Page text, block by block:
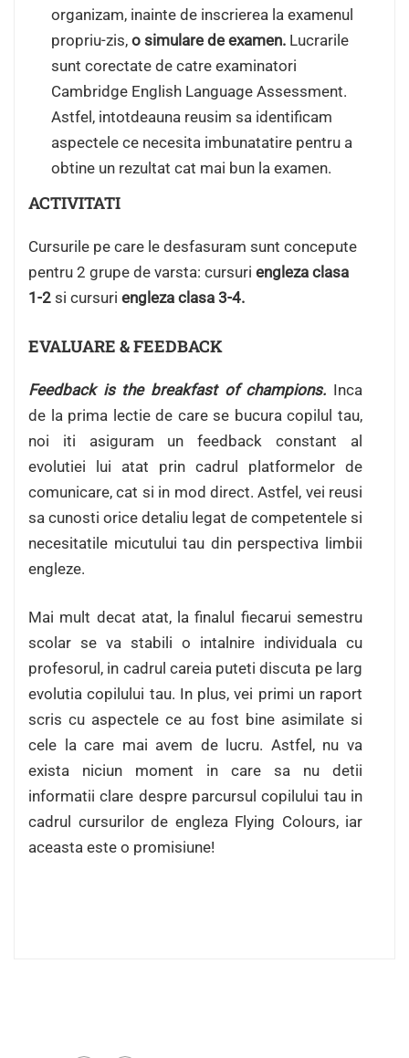
organizam, inainte de inscrierea la examenul
propriu-zis, o simulare de examen. Lucrarile
sunt corectate de catre examinatori
Cambridge English Language Assessment.
Astfel, intotdeauna reusim sa identificam
aspectele ce necesita imbunatatire pentru a
obtine un rezultat cat mai bun la examen.
ACTIVITATI
Cursurile pe care le desfasuram sunt concepute
pentru 2 grupe de varsta: cursuri engleza clasa
1-2 si cursuri engleza clasa 3-4.
EVALUARE & FEEDBACK
Feedback is the breakfast of champions. Inca
de la prima lectie de care se bucura copilul tau,
noi iti asiguram un feedback constant al
evolutiei lui atat prin cadrul platformelor de
comunicare, cat si in mod direct. Astfel, vei reusi
sa cunosti orice detaliu legat de competentele si
necesitatile micutului tau din perspectiva limbii
engleze.
Mai mult decat atat, la finalul fiecarui semestru
scolar se va stabili o intalnire individuala cu
profesorul, in cadrul careia puteti discuta pe larg
evolutia copilului tau. In plus, vei primi un raport
scris cu aspectele ce au fost bine asimilate si
cele la care mai avem de lucru. Astfel, nu va
exista niciun moment in care sa nu detii
informatii clare despre parcursul copilului tau in
cadrul cursurilor de engleza Flying Colours, iar
aceasta este o promisiune!